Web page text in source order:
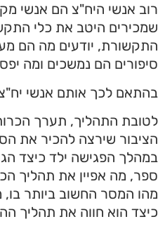
רוב אנשי היח"צ הם אנשי
שמכירים היטב את כלי
התקשורת, יודעים מה הם
סיפורים הם נמשכים ומה
בהתאם לכך אותם אנשי יח"צ
לטובת התהליך, תערך
הציבור שירצה להכיר את
במהלך הפגישה ילד כיצד
ספר, מה אפיין את תהליך
מהו המסר החשוב ביותר
כיצד הוא חווה את תהליך